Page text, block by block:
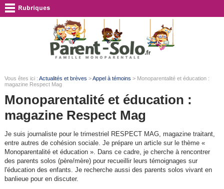
Vous êtes ici : Actualités et brèves >Appel à témoins > Monoparentalité et éducation :
magazine Respect Mag
Monoparentalité et éducation :
magazine Respect Mag
Je suis journaliste pour le trimestriel RESPECT MAG, magazine traitant,
entre autres de cohésion sociale. Je prépare un article sur le thème «
Monoparentalité et éducation ». Dans ce cadre, je cherche à rencontrer
des parents solos (père/mère) pour recueillir leurs témoignages sur
l'éducation des enfants. Je recherche aussi des parents solos vivant en
banlieue pour en discuter.